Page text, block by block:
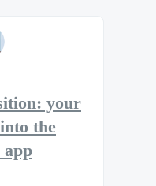
your
the
app